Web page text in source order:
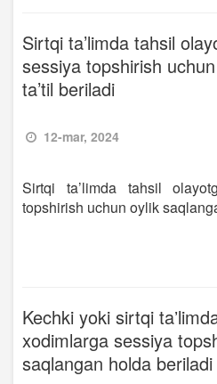
Sirtqi ta’limda tahsil
sessiya topshirish
ta’til beriladi
12-mar, 2024
Sirtqi ta’limda tahsil
topshirish uchun oylik
Kechki yoki sirtqi
xodimlarga sessiya
saqlangan holda beriladi